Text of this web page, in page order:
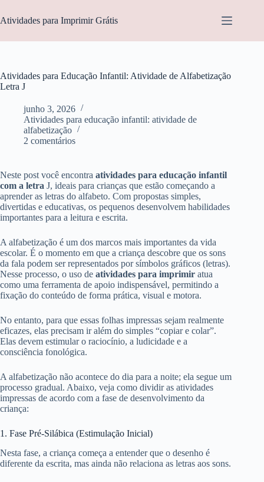
para
o
Atividades para Imprimir Grátis
Atividades para Educação Infantil: Atividade de Alfabetização
Letra J
junho 3, 2026
Atividades para educação infantil: atividade de
alfabetização
2 comentários
Neste post você encontra atividades para educação infantil
com a letra J, ideais para crianças que estão começando a
aprender as letras do alfabeto. Com propostas simples,
divertidas e educativas, os pequenos desenvolvem habilidades
importantes para a leitura e escrita.
A alfabetização é um dos marcos mais importantes da vida
escolar. É o momento em que a criança descobre que os sons
da fala podem ser representados por símbolos gráficos (letras).
Nesse processo, o uso de atividades para imprimir atua
como uma ferramenta de apoio indispensável, permitindo a
fixação do conteúdo de forma prática, visual e motora.
No entanto, para que essas folhas impressas sejam realmente
eficazes, elas precisam ir além do simples “copiar e colar”.
Elas devem estimular o raciocínio, a ludicidade e a
consciência fonológica.
A alfabetização não acontece do dia para a noite; ela segue um
processo gradual. Abaixo, veja como dividir as atividades
impressas de acordo com a fase de desenvolvimento da
criança:
1. Fase Pré-Silábica (Estimulação Inicial)
Nesta fase, a criança começa a entender que o desenho é
diferente da escrita, mas ainda não relaciona as letras aos sons.